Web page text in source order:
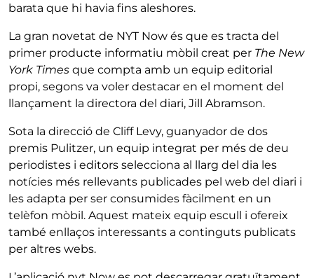
barata que hi havia fins aleshores.
La gran novetat de NYT Now és que es tracta del
primer producte informatiu mòbil creat per The New
York Times que compta amb un equip editorial
propi, segons va voler destacar en el moment del
llançament la directora del diari, Jill Abramson.
Sota la direcció de Cliff Levy, guanyador de dos
premis Pulitzer, un equip integrat per més de deu
periodistes i editors selecciona al llarg del dia les
notícies més rellevants publicades pel web del diari i
les adapta per ser consumides fàcilment en un
telèfon mòbil. Aquest mateix equip escull i ofereix
també enllaços interessants a continguts publicats
per altres webs.